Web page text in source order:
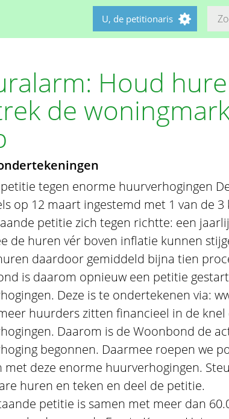
U, de petitionaris
Houd
de
tegen enorme huurverhogingen
op 12 maart ingestemd met 1 van de
petitie zich tegen richtte: een
de huren vér boven inflatie kunnen
daardoor gemiddeld bijna tien
is daarom opnieuw een petitie
Deze is te ondertekenen via:
huurders zitten financieel in de
Daarom is de Woonbond de
begonnen. Daarmee roepen we
met deze enorme huurverhogingen.
huren en teken en deel de petitie.
petitie is samen met meer dan